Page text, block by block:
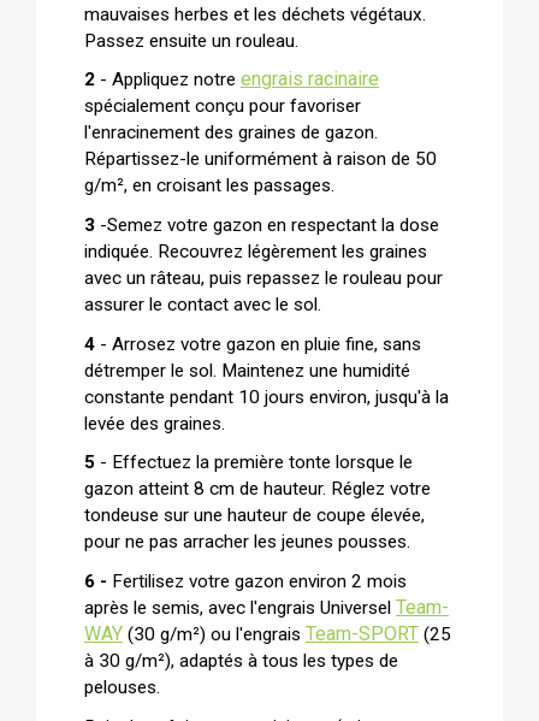
mauvaises herbes et les déchets végétaux.
Passez ensuite un rouleau.
2 - Appliquez notre engrais racinaire
spécialement conçu pour favoriser
l'enracinement des graines de gazon.
Répartissez-le uniformément à raison de 50
g/m², en croisant les passages.
3 -Semez votre gazon en respectant la dose
indiquée. Recouvrez légèrement les graines
avec un râteau, puis repassez le rouleau pour
assurer le contact avec le sol.
4 - Arrosez votre gazon en pluie fine, sans
détremper le sol. Maintenez une humidité
constante pendant 10 jours environ, jusqu'à la
levée des graines.
5 - Effectuez la première tonte lorsque le
gazon atteint 8 cm de hauteur. Réglez votre
tondeuse sur une hauteur de coupe élevée,
pour ne pas arracher les jeunes pousses.
6 - Fertilisez votre gazon environ 2 mois
après le semis, avec l'engrais Universel Team-
WAY (30 g/m²) ou l'engrais Team-SPORT (25
à 30 g/m²), adaptés à tous les types de
pelouses.